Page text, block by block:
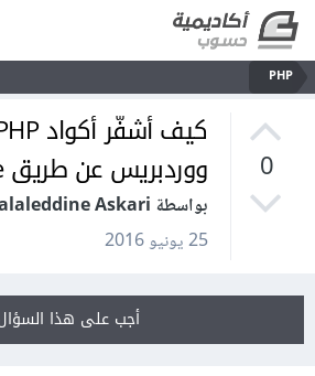
PHP
0
ووردبريس عن طريق iconcube؟
بواسطة Jalaleddine Askari
25 يونيو 2016
أجب على هذا السؤال